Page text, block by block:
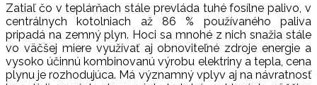
Zatiaľ čo v teplárňach stále prevláda tuhé fosílne palivo, v
centrálnych kotolniach až 86 % používaného paliva
pripadá na zemný plyn. Hoci sa mnohé z nich snažia stále
vo väčšej miere využívať aj obnoviteľné zdroje energie a
vysoko účinnú kombinovanú výrobu elektriny a tepla, cena
plynu je rozhodujúca. Má významný vplyv aj na návratnosť